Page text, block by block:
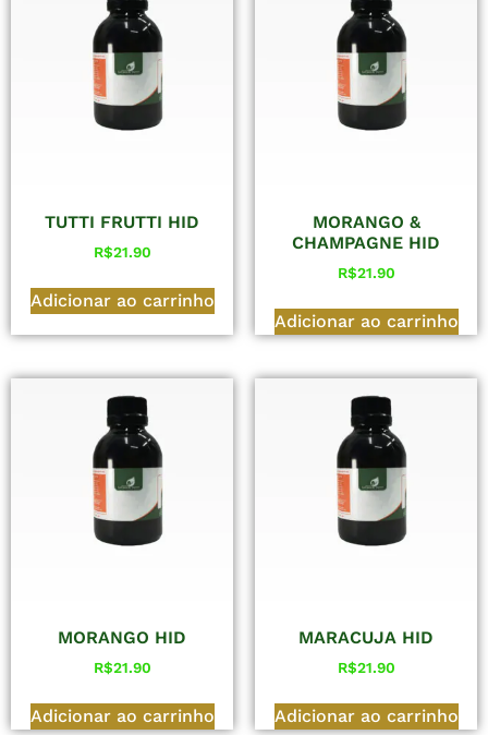
TUTTI FRUTTI HID
R$21.90
Adicionar ao carrinho
MORANGO &
CHAMPAGNE HID
R$21.90
Adicionar ao carrinho
MORANGO HID
R$21.90
Adicionar ao carrinho
MARACUJA HID
R$21.90
Adicionar ao carrinho